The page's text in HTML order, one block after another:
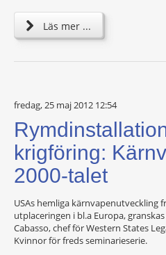
Läs mer ...
fredag, 25 maj 2012 12:54
krigföring:
2000-talet
USAs hemliga
utplaceringen i bl.a Europa,
Cabasso, chef för Western States
Kvinnor för freds seminarieserie.